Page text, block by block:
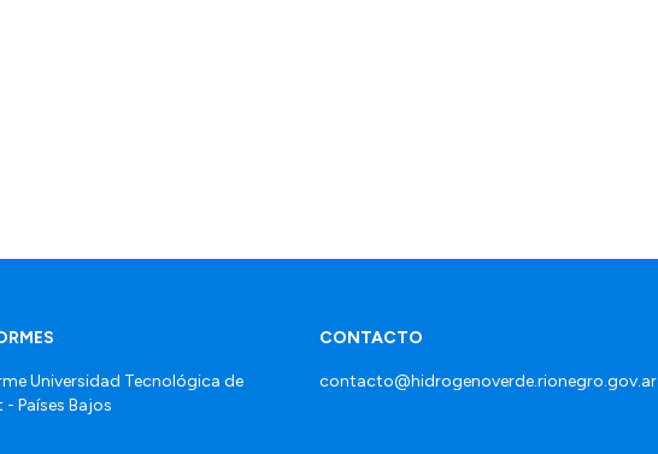
Universidad Tecnológica de
- Países Bajos
CONTACTO
contacto@hidrogenoverde.rionegro.gov.ar